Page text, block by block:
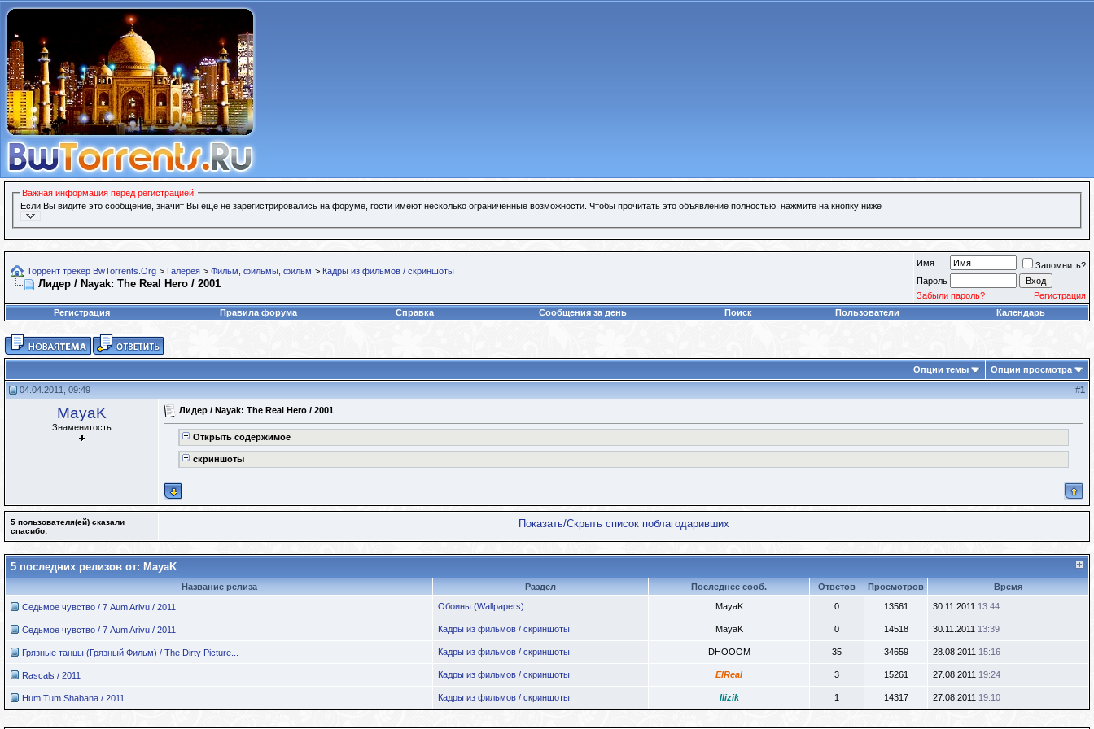
Важная информация перед регистрацией!
Если Вы видите это сообщение, значит Вы еще не зарегистрировались на форуме, гости имеют несколько ограниченные возможности. Чтобы прочитать это объявление полностью, нажмите на кнопку ниже
Торрент трекер BwTorrents.Org > Галерея > Фильм, фильмы, фильм > Кадры из фильмов / скриншоты
Лидер / Nayak: The Real Hero / 2001
Имя
Запомнить?
Пароль
Забыли пароль?
Регистрация
Регистрация
Правила форума Справка Сообщения за день Поиск Пользователи Календарь
Опции темы Опции просмотра
04.04.2011, 09:49 #1
MayaK
Знаменитость
Лидер / Nayak: The Real Hero / 2001
Открыть содержимое
скриншоты
5 пользователя(ей) сказали
cпасибо:
Показать/Скрыть список поблагодаривших
5 последних релизов от: MayaK
Название релиза Раздел Последнее сооб. Ответов Просмотров Время
Седьмое чувство / 7 Aum Arivu / 2011 Обоины (Wallpapers) MayaK 0 13561 30.11.2011 13:44
Седьмое чувство / 7 Aum Arivu / 2011 Кадры из фильмов / скриншоты MayaK 0 14518 30.11.2011 13:39
Грязные танцы (Грязный Фильм) / The Dirty Picture... Кадры из фильмов / скриншоты DHOOOM 35 34659 28.08.2011 15:16
Rascals / 2011 Кадры из фильмов / скриншоты ElReal 3 15261 27.08.2011 19:24
Hum Tum Shabana / 2011 Кадры из фильмов / скриншоты Ilizik 1 14317 27.08.2011 19:10